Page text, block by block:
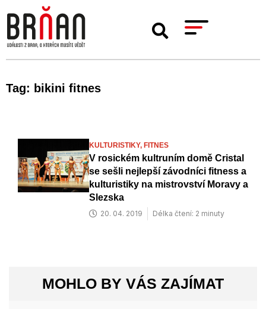
Tag: bikini fitnes
KULTURISTIKY, FITNES
V rosickém kultruním domě Cristal
se sešli nejlepší závodníci fitness a
kulturistiky na mistrovství Moravy a
Slezska
20. 04. 2019 Délka čtení: 2 minuty
MOHLO BY VÁS ZAJÍMAT